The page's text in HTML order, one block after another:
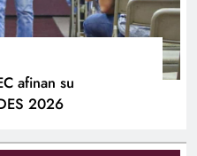
afinan su
2026